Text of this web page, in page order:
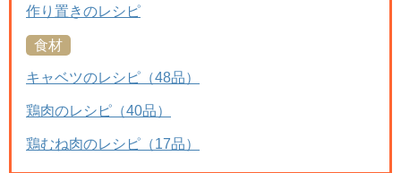
作り置きのレシピ
食材
キャベツのレシピ（48品）
鶏肉のレシピ（40品）
鶏むね肉のレシピ（17品）